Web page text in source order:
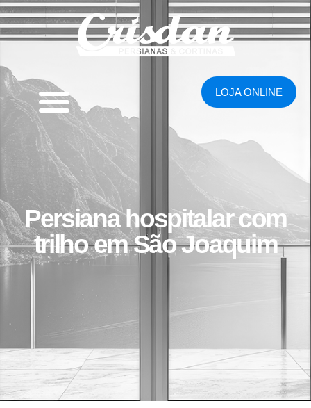
LOJA ONLINE
Persiana hospitalar com
trilho em São Joaquim